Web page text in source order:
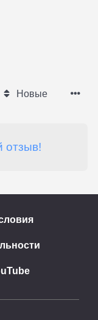
Новые
отзыв!